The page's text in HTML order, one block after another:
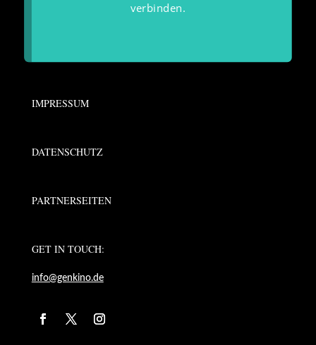
verbinden.
IMPRESSUM
DATENSCHUTZ
PARTNERSEITEN
GET IN TOUCH:
info@genkino.de